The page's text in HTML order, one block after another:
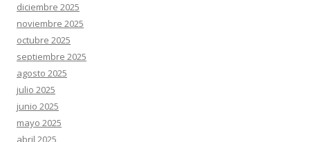
diciembre 2025
noviembre 2025
octubre 2025
septiembre 2025
agosto 2025
julio 2025
junio 2025
mayo 2025
abril 2025